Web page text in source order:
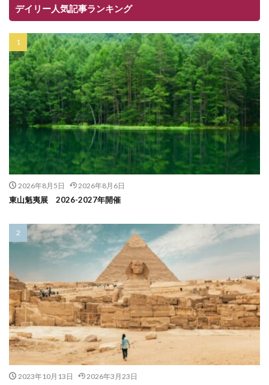
デイリー人気記事ランキング
2026年8月5日 2026年8月6日
東山魁夷展 2026-2027年開催
2023年10月13日 2026年3月23日